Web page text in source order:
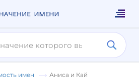
имен Аниса и Кай